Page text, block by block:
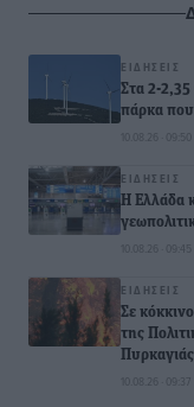
ΕΙΔΉΣΕΙΣ
Στα 2-2,35
πάρκα
10.08.26 · 09:50
ΕΙΔΉΣΕΙΣ
Η Ελλάδα
10.08.26 · 09:45
ΕΙΔΉΣΕΙΣ
Σε
της
Πυρκαγιάς
10.08.26 · 09:37